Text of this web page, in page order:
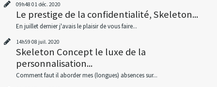
09h48 01 déc. 2020
Le prestige de la confidentialité, Skeleton...
En juillet dernier j'avais le plaisir de vous faire...
14h59 08 juil. 2020
Skeleton Concept le luxe de la
personnalisation...
Comment faut il aborder mes (longues) absences sur...